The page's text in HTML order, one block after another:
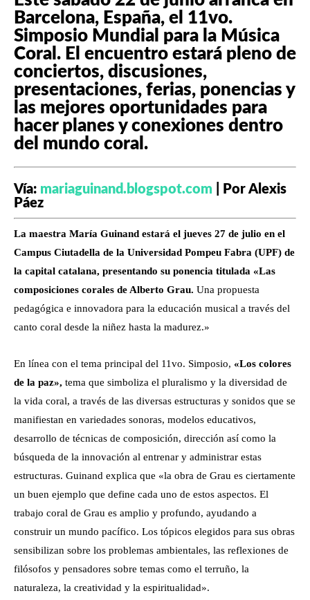
Barcelona, España, el 11vo.
Simposio Mundial para la Música
Coral. El encuentro estará pleno de
conciertos, discusiones,
presentaciones, ferias, ponencias y
las mejores oportunidades para
hacer planes y conexiones dentro
del mundo coral.
Vía: mariaguinand.blogspot.com | Por Alexis
Páez
La maestra María Guinand estará el jueves 27 de julio en el
Campus Ciutadella de la Universidad Pompeu Fabra (UPF) de
la capital catalana, presentando su ponencia titulada «Las
composiciones corales de Alberto Grau. Una propuesta
pedagógica e innovadora para la educación musical a través del
canto coral desde la niñez hasta la madurez.»
En línea con el tema principal del 11vo. Simposio, «Los colores
de la paz», tema que simboliza el pluralismo y la diversidad de
la vida coral, a través de las diversas estructuras y sonidos que se
manifiestan en variedades sonoras, modelos educativos,
desarrollo de técnicas de composición, dirección así como la
búsqueda de la innovación al entrenar y administrar estas
estructuras. Guinand explica que «la obra de Grau es ciertamente
un buen ejemplo que define cada uno de estos aspectos. El
trabajo coral de Grau es amplio y profundo, ayudando a
construir un mundo pacífico. Los tópicos elegidos para sus obras
sensibilizan sobre los problemas ambientales, las reflexiones de
filósofos y pensadores sobre temas como el terruño, la
naturaleza, la creatividad y la espiritualidad».